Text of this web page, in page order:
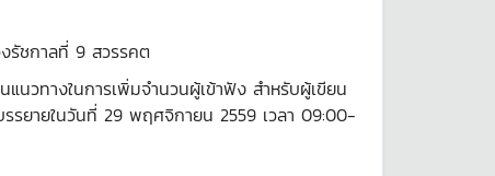
รัชกาลที่ 9 สวรรคต
วทางในการเพิ่มจำนวนผู้เข้าฟัง สำหรับผู้เขียน
รยายในวันที่ 29 พฤศจิกายน 2559 เวลา 09:00-